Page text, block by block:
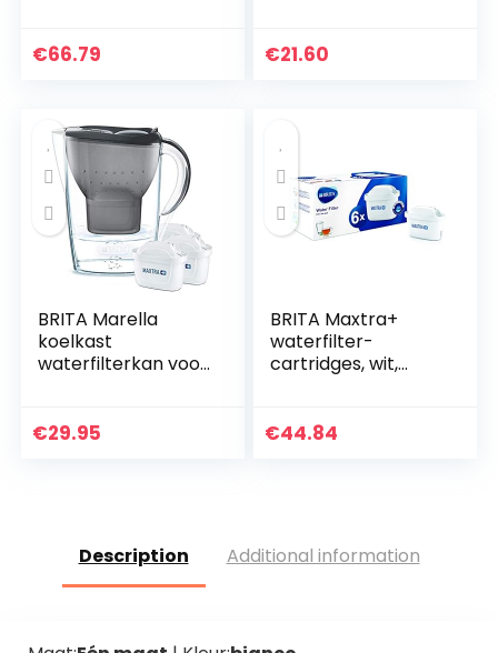
verminderen
€66.79
filter AWP1775,
€21.60
BRITA Marella
koelkast
waterfilterkan voor
onzuiverheden,
€29.95
BRITA Maxtra+
waterfilter-
cartridges, wit,
€44.84
Description Additional information